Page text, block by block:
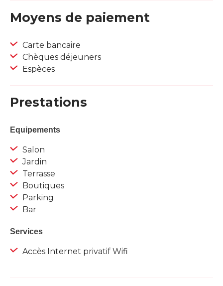
Moyens de paiement
Carte bancaire
Chèques déjeuners
Espèces
Prestations
Equipements
Salon
Jardin
Terrasse
Boutiques
Parking
Bar
Services
Accès Internet privatif Wifi